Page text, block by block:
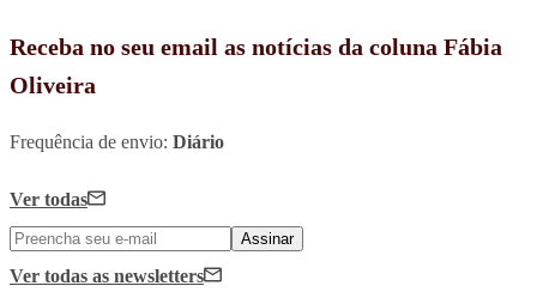
Receba no seu email as notícias da coluna Fábia
Oliveira
Frequência de envio: Diário
Ver todas
Assinar
Ver todas as newsletters